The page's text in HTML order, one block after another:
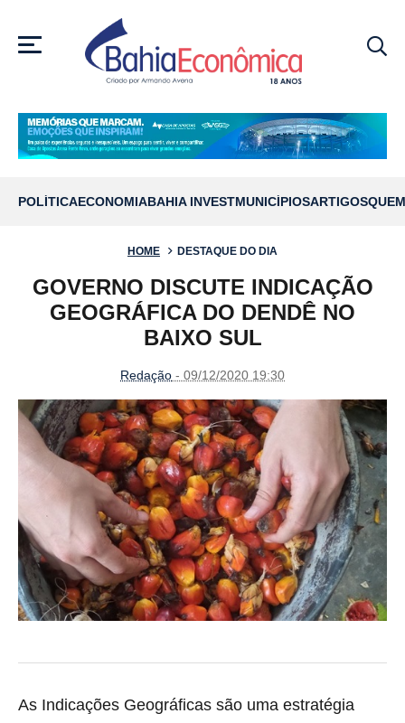
MENU
POLÍTICAECONOMIABAHIA INVESTMUNICÍPIOSARTIGOS
HOME DESTAQUE DO DIA
GOVERNO DISCUTE INDICAÇÃO
GEOGRÁFICA DO DENDÊ NO
BAIXO SUL
Redação - 09/12/2020 19:30
As Indicações Geográficas são uma estratégia